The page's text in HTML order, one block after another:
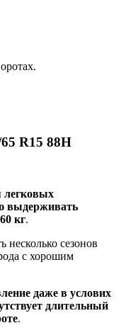
R15 88H
легковых
выдерживать
кг.
несколько сезонов
с хорошим
даже в услових
длительный
.